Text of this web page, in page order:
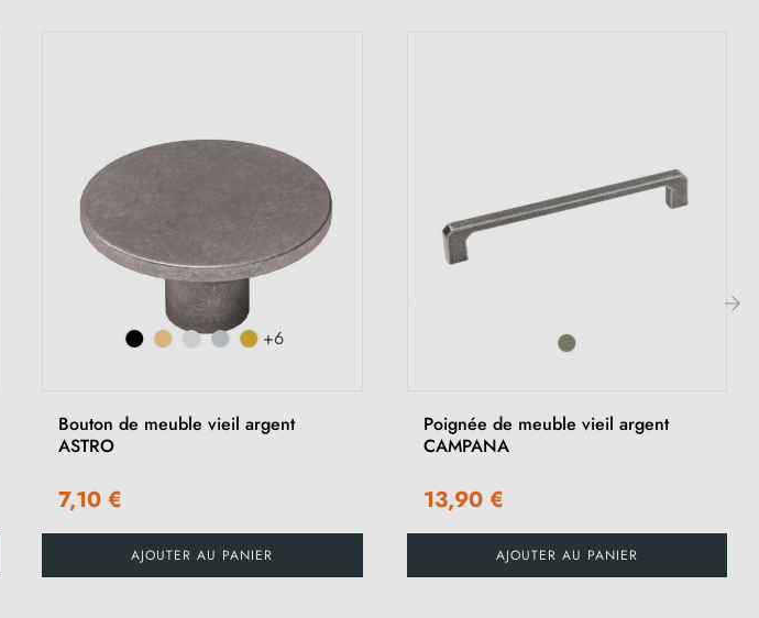
+6
Bouton de meuble vieil argent
ASTRO
7,10 €
AJOUTER AU PANIER
Poignée de meuble vieil argent
CAMPANA
13,90 €
AJOUTER AU PANIER